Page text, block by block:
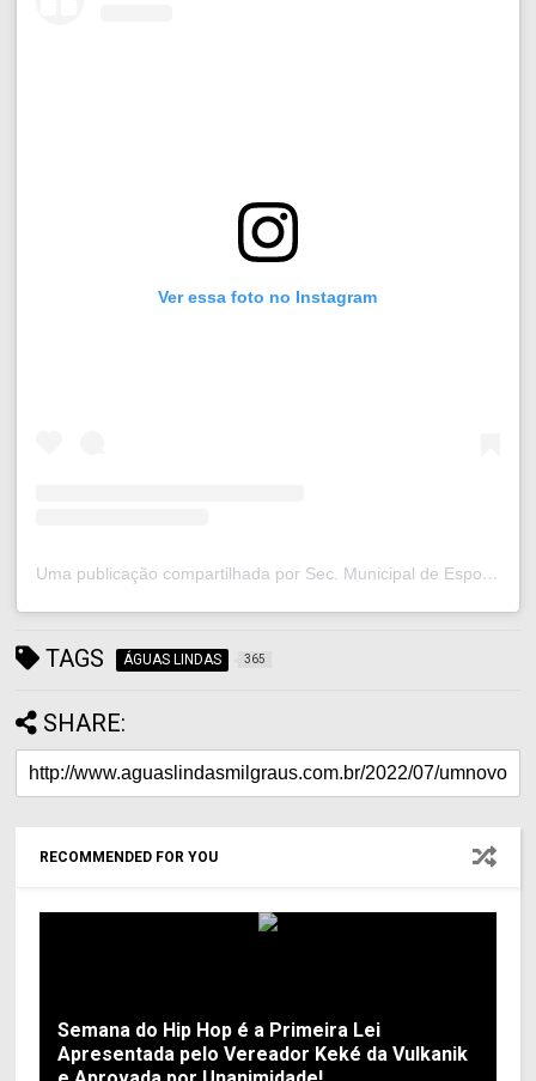
Ver essa foto no Instagram
Uma publicação compartilhada por Sec. Municipal de Esportes (@esporteaguaslindas)
TAGS ÁGUAS LINDAS 365
SHARE:
RECOMMENDED FOR YOU
Semana do Hip Hop é a Primeira Lei
Apresentada pelo Vereador Keké da Vulkanik